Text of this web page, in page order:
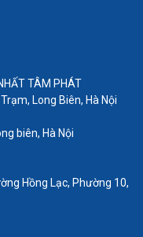
thấp hơn, dễ
trong suốt qúa
TÂM PHÁT
Long Biên, Hà Nội
biên, Hà Nội
Hồng Lạc, Phường 10,